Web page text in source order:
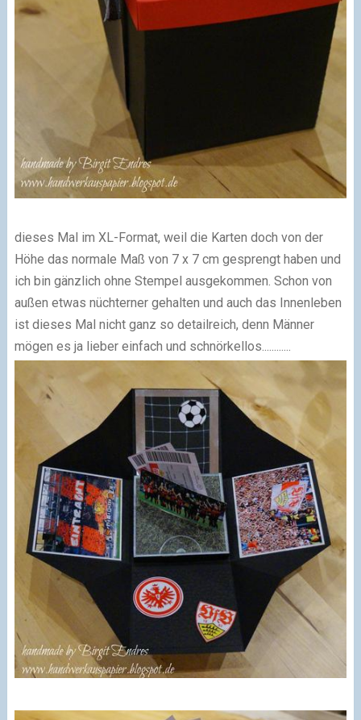
dieses Mal im XL-Format, weil die Karten doch von der
Höhe das normale Maß von 7 x 7 cm gesprengt haben und
ich bin gänzlich ohne Stempel ausgekommen. Schon von
außen etwas nüchterner gehalten und auch das Innenleben
ist dieses Mal nicht ganz so detailreich, denn Männer
mögen es ja lieber einfach und schnörkellos............